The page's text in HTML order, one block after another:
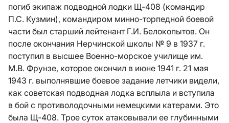
погиб экипаж подводной лодки Щ-408 (командир
П.С. Кузмин), командиром минно-торпедной боевой
части был старший лейтенант Г.И. Белокопытов. Он
после окончания Нерчинской школы № 9 в 1937 г.
поступил в высшее Военно-морское училище им.
М.В. Фрунзе, которое окончил в июне 1941 г. 21 мая
1943 г. выполнявшие боевое задание летчики видели,
как советская подводная лодка всплыла и вступила
в бой с противолодочными немецкими катерами. Это
была Щ-408. Трое суток атаковывали ее глубинными